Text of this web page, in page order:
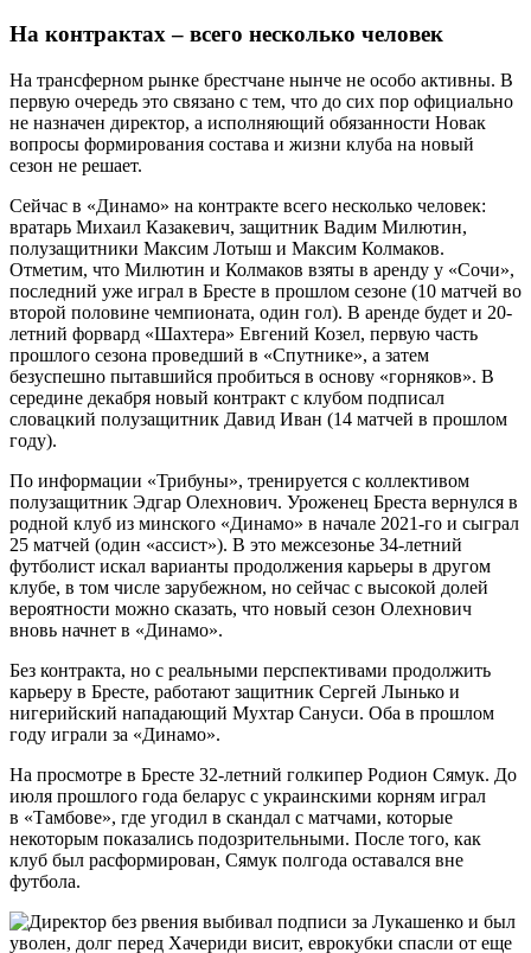
На контрактах – всего несколько человек
На трансферном рынке брестчане нынче не особо активны. В
первую очередь это связано с тем, что до сих пор официально
не назначен директор, а исполняющий обязанности Новак
вопросы формирования состава и жизни клуба на новый
сезон не решает.
Сейчас в «Динамо» на контракте всего несколько человек:
вратарь Михаил Казакевич, защитник Вадим Милютин,
полузащитники Максим Лотыш и Максим Колмаков.
Отметим, что Милютин и Колмаков взяты в аренду у «Сочи»,
последний уже играл в Бресте в прошлом сезоне (10 матчей во
второй половине чемпионата, один гол). В аренде будет и 20-
летний форвард «Шахтера» Евгений Козел, первую часть
прошлого сезона проведший в «Спутнике», а затем
безуспешно пытавшийся пробиться в основу «горняков». В
середине декабря новый контракт с клубом подписал
словацкий полузащитник Давид Иван (14 матчей в прошлом
году).
По информации «Трибуны», тренируется с коллективом
полузащитник Эдгар Олехнович. Уроженец Бреста вернулся в
родной клуб из минского «Динамо» в начале 2021-го и сыграл
25 матчей (один «ассист»). В это межсезонье 34-летний
футболист искал варианты продолжения карьеры в другом
клубе, в том числе зарубежном, но сейчас с высокой долей
вероятности можно сказать, что новый сезон Олехнович
вновь начнет в «Динамо».
Без контракта, но с реальными перспективами продолжить
карьеру в Бресте, работают защитник Сергей Лынько и
нигерийский нападающий Мухтар Сануси. Оба в прошлом
году играли за «Динамо».
На просмотре в Бресте 32-летний голкипер Родион Сямук. До
июля прошлого года беларус с украинскими корням играл
в «Тамбове», где угодил в скандал с матчами, которые
некоторым показались подозрительными. После того, как
клуб был расформирован, Сямук полгода оставался вне
футбола.